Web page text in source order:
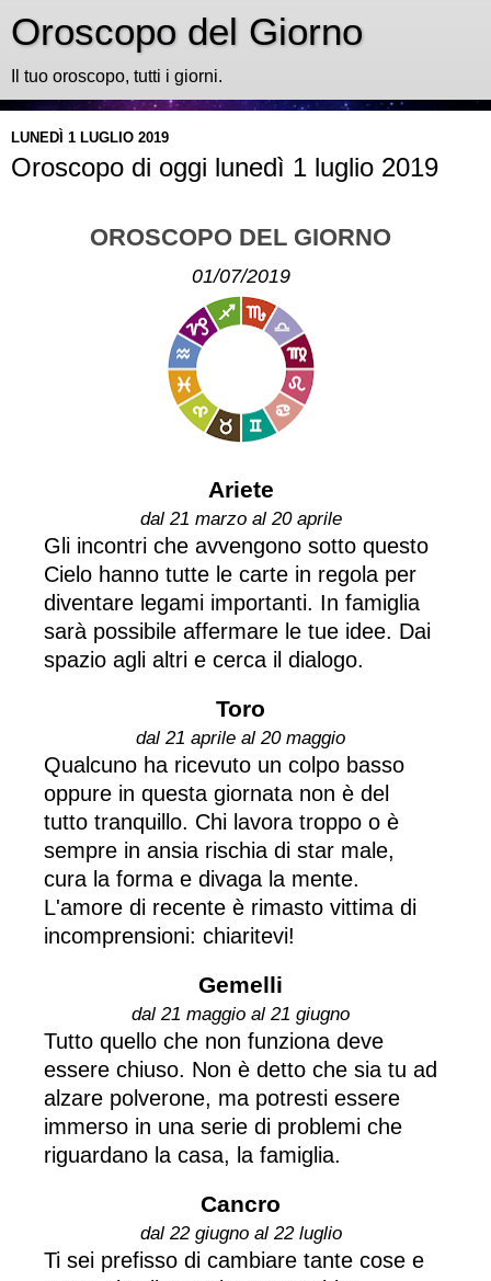
Oroscopo del Giorno
Il tuo oroscopo, tutti i giorni.
LUNEDÌ 1 LUGLIO 2019
Oroscopo di oggi lunedì 1 luglio 2019
OROSCOPO DEL GIORNO
01/07/2019
Ariete
dal 21 marzo al 20 aprile
Gli incontri che avvengono sotto questo
Cielo hanno tutte le carte in regola per
diventare legami importanti. In famiglia
sarà possibile affermare le tue idee. Dai
spazio agli altri e cerca il dialogo.
Toro
dal 21 aprile al 20 maggio
Qualcuno ha ricevuto un colpo basso
oppure in questa giornata non è del
tutto tranquillo. Chi lavora troppo o è
sempre in ansia rischia di star male,
cura la forma e divaga la mente.
L'amore di recente è rimasto vittima di
incomprensioni: chiaritevi!
Gemelli
dal 21 maggio al 21 giugno
Tutto quello che non funziona deve
essere chiuso. Non è detto che sia tu ad
alzare polverone, ma potresti essere
immerso in una serie di problemi che
riguardano la casa, la famiglia.
Cancro
dal 22 giugno al 22 luglio
Ti sei prefisso di cambiare tante cose e